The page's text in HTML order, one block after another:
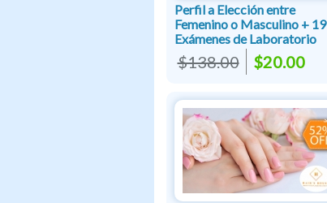
Perfil a Elección entre
Femenino o Masculino + 19
Exámenes de Laboratorio
$138.00 $20.00